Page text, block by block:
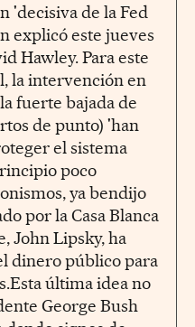
'decisiva de la Fed
explicó este jueves
Hawley. Para este
la intervención en
fuerte bajada de
de punto) 'han
el sistema
poco
ya bendijo
por la Casa Blanca
John Lipsky, ha
dinero público para
última idea no
George Bush